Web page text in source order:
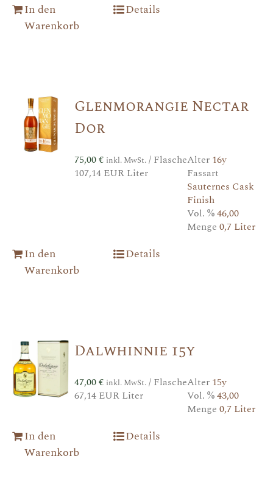
In den
Warenkorb
Details
Glenmorangie Nectar
Dor
75,00€ inkl. MwSt./ Flasche
107,14 EUR Liter
Alter 16y
Fassart
Sauternes Cask
Finish
Vol. %46,00
Menge 0,7 Liter
In den
Warenkorb
Details
Dalwhinnie 15y
47,00€ inkl. MwSt./ Flasche
67,14 EUR Liter
Alter 15y
Vol. %43,00
Menge 0,7 Liter
In den
Warenkorb
Details